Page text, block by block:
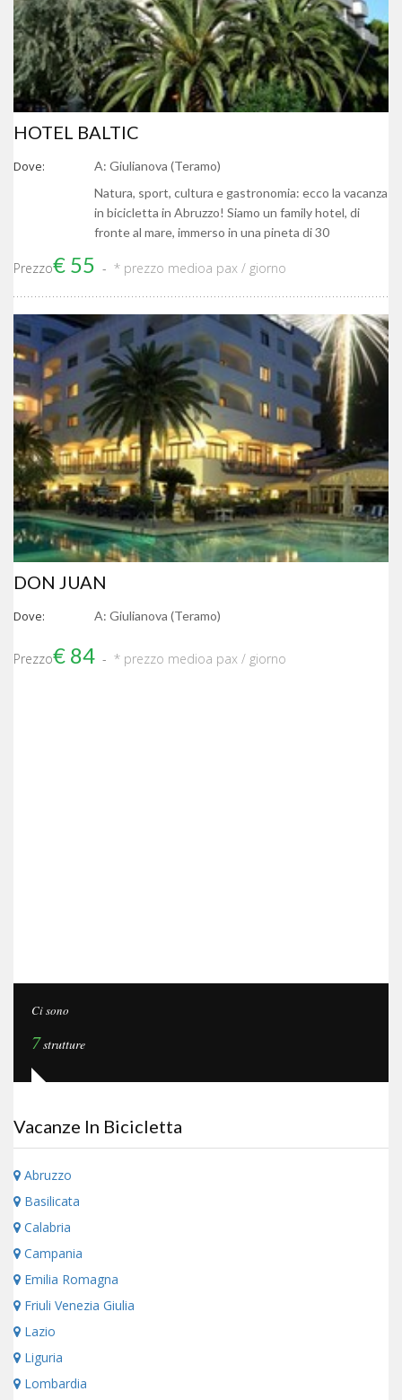
HOTEL BALTIC
Dove:
A: Giulianova (Teramo)
Natura, sport, cultura e gastronomia: ecco la vacanza
in bicicletta in Abruzzo! Siamo un family hotel, di
fronte al mare, immerso in una pineta di 30
Prezzo€ 55 * prezzo medioa pax / giorno
DON JUAN
Dove: A: Giulianova (Teramo)
Prezzo€ 84 * prezzo medioa pax / giorno
Ci sono
7strutture
Vacanze In Bicicletta
Abruzzo
Basilicata
Calabria
Campania
Emilia Romagna
Friuli Venezia Giulia
Lazio
Liguria
Lombardia